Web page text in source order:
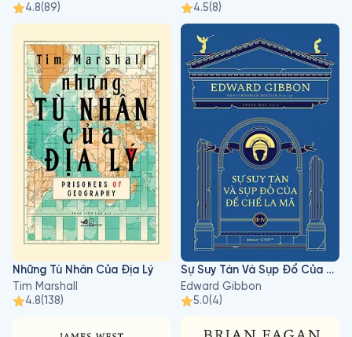
4.8(89)
4.5(8)
Những Tù Nhân Của Địa Lý
Tim Marshall
4.8(138)
Sự Suy Tàn Và Sụp Đổ Của Đế Chế La Mã III - IV
Edward Gibbon
5.0(4)